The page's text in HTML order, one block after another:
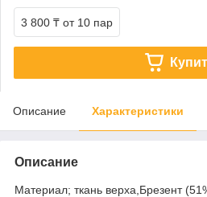
3 800 ₸ от 10 пар
Описание Характеристики
Описание
Материал; ткань верха,Брезент